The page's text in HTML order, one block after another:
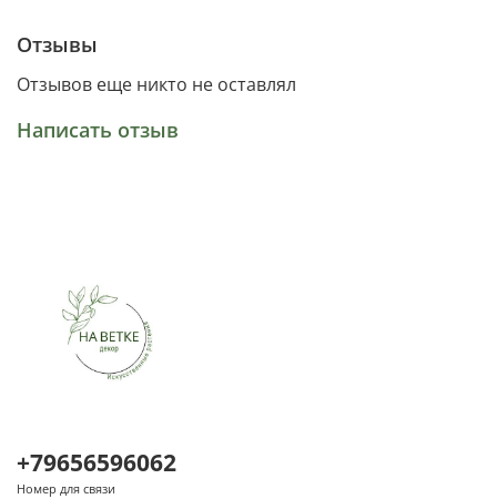
Отзывы
Отзывов еще никто не оставлял
Написать отзыв
+79656596062
Номер для связи